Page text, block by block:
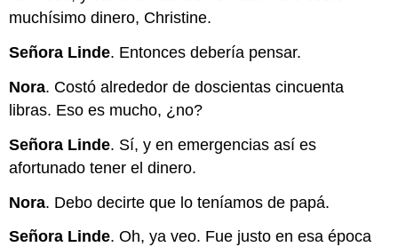
muchísimo dinero, Christine.
Señora Linde. Entonces debería pensar.
Nora. Costó alrededor de doscientas cincuenta
libras. Eso es mucho, ¿no?
Señora Linde. Sí, y en emergencias así es
afortunado tener el dinero.
Nora. Debo decirte que lo teníamos de papá.
Señora Linde. Oh, ya veo. Fue justo en esa época